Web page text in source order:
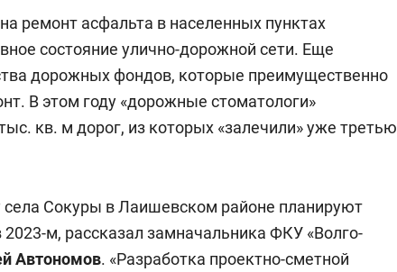
ремонт асфальта в населенных пунктах
состояние улично-дорожной сети. Еще
дорожных фондов, которые преимущественно
В этом году «дорожные стоматологи»
кв. м дорог, из которых «залечили» уже третью
села Сокуры в Лаишевском районе планируют
2023-м, рассказал замначальника ФКУ «Волго-
Автономов. «Разработка проектно-сметной